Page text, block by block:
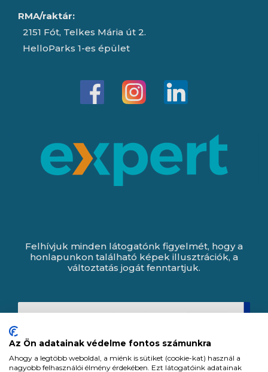
RMA/raktár:
2151 Fót, Telkes Mária út 2.
HelloParks 1-es épület
Felhívjuk minden látogatónk figyelmét, hogy a
honlapunkon található képek illusztrációk, a
változtatás jogát fenntartjuk.
Az Ön adatainak védelme fontos számunkra
Ahogy a legtöbb weboldal, a miénk is sütiket (cookie-kat) használ a
nagyobb felhasználói élmény érdekében. Ezt látogatóink adatainak